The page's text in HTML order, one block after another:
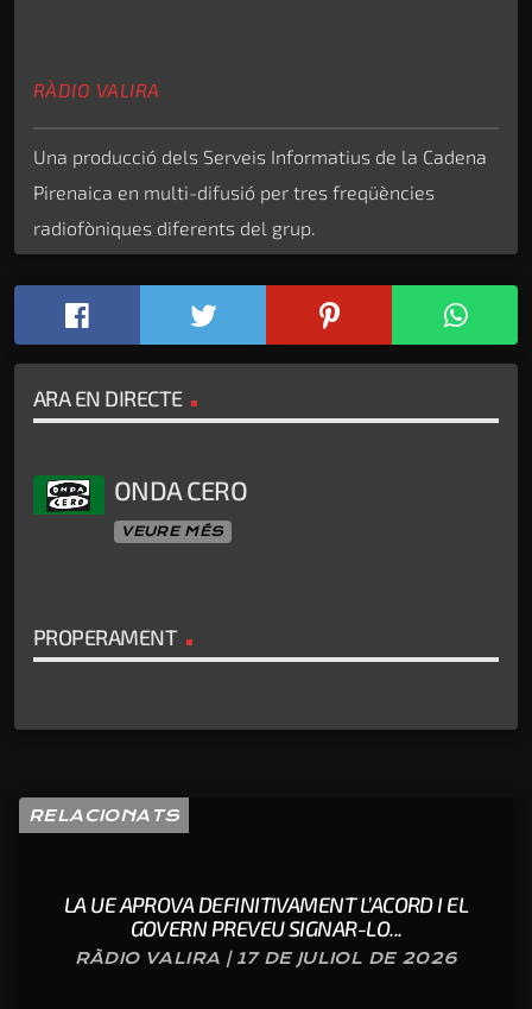
RÀDIO VALIRA
Una producció dels Serveis Informatius de la Cadena
Pirenaica en multi-difusió per tres freqüències
radiofòniques diferents del grup.
ARA EN DIRECTE
ONDA CERO
VEURE MÉS
PROPERAMENT
RELACIONATS
LA UE APROVA DEFINITIVAMENT L’ACORD I EL
GOVERN PREVEU SIGNAR-LO...
RÀDIO VALIRA | 17 DE JULIOL DE 2026